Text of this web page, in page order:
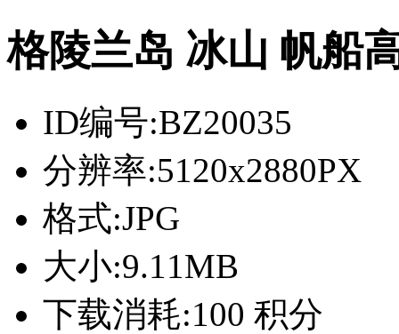
格陵兰岛 冰山 帆船
ID编号:BZ20035
分辨率:5120x2880PX
格式:JPG
大小:9.11MB
下载消耗:100 积分